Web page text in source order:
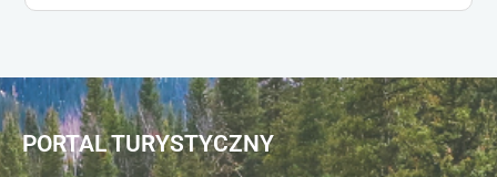
PORTAL TURYSTYCZNY